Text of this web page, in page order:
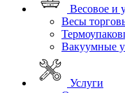
Весовое и
Весы
Вакуумные
Услуги